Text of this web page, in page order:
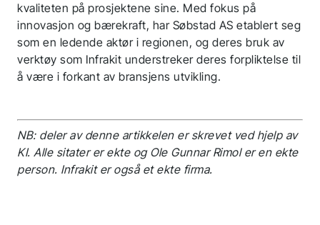
kvaliteten på prosjektene sine. Med fokus på
innovasjon og bærekraft, har Søbstad AS etablert seg
som en ledende aktør i regionen, og deres bruk av
verktøy som Infrakit understreker deres forpliktelse til
å være i forkant av bransjens utvikling.
NB: deler av denne artikkelen er skrevet ved hjelp av
KI. Alle sitater er ekte og Ole Gunnar Rimol er en ekte
person. Infrakit er også et ekte firma.